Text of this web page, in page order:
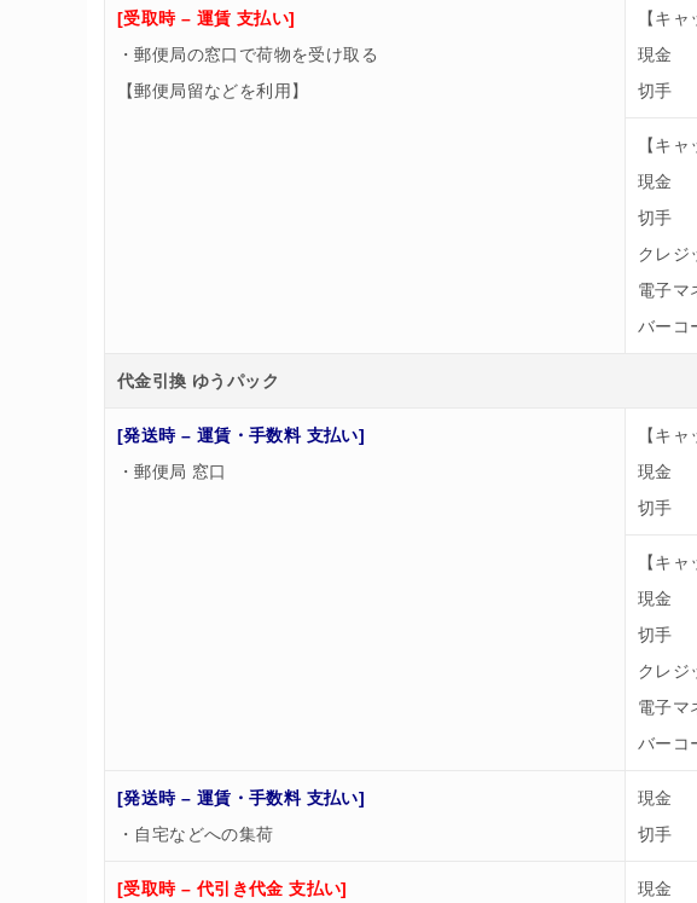
[受取時 – 運賃 支払い]
・郵便局の窓口で荷物を受け取る
【郵便局留などを利用】
【キ
現金
切手
【キ
現金
切手
クレジ
電子マ
バーコ
代金引換 ゆうパック
[発送時 – 運賃・手数料 支払い]
・郵便局 窓口
【キ
現金
切手
【キ
現金
切手
クレジ
電子マ
バーコ
[発送時 – 運賃・手数料 支払い]
・自宅などへの集荷
現金
切手
[受取時 – 代引き代金 支払い]
現金